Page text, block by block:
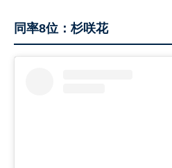
同率8位：杉咲花